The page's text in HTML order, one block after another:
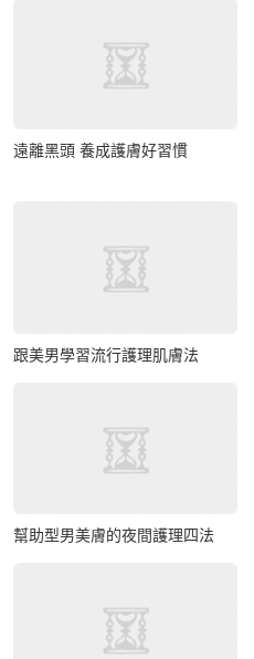
遠離黑頭 養成護膚好習慣
跟美男學習流行護理肌膚法
幫助型男美膚的夜間護理四法